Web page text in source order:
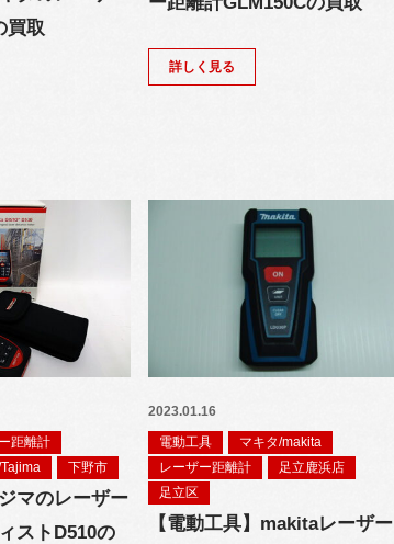
買取
詳しく見る
距離計
下野市
マのレーザー
ストD510の
2023.01.16
電動工具
マキタ/makita
レーザー距離計
足立鹿浜店
足立区
【電動工具】makitaレーザー